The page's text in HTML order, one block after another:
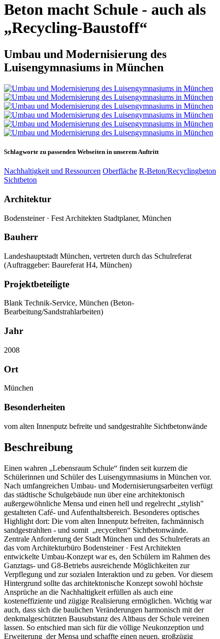
Beton macht Schule - auch als
„Recycling-Baustoff“
Umbau und Modernisierung des
Luisengymnasiums in München
Schlagworte zu passenden Webseiten in unserem Auftritt
Nachhaltigkeit und Ressourcen Oberfläche R-Beton/Recyclingbeton
Sichtbeton
Architektur
Bodensteiner · Fest Architekten Stadtplaner, München
Bauherr
Landeshauptstadt München, vertreten durch das Schulreferat
(Auftraggeber: Baureferat H4, München)
Projektbeteiligte
Blank Technik-Service, München (Beton-
Bearbeitung/Sandstrahlarbeiten)
Jahr
2008
Ort
München
Besonderheiten
vom alten Innenputz befreite und sandgestrahlte Sichtbetonwände
Beschreibung
Einen wahren „Lebensraum Schule“ finden seit kurzem die
Schülerinnen und Schüler des Luisengymnasiums in München vor.
Nach umfangreichen Umbau- und Modernisierungsarbeiten verfügt
das städtische Schulgebäude nun über eine architektonisch
außergewöhnliche Mensa und einen hell und regelrecht „stylish"
gestalteten Café- und Aufenthaltsbereich. Besonderes optisches
Highlight dort: Die vom alten Innenputz befreiten, fachmännisch
sandgestrahlten - und somit „recycelten“ Sichtbetonwände.
Zentrale Anforderung der Stadt München und des Schulreferats an
das vom Architekturbüro Bodensteiner · Fest Architekten
entwickelte Umbau-Konzept war es, den Schülern im Rahmen des
Ganztags- und G8-Betriebs ausreichende Möglichkeiten zur
Verpflegung und zur sozialen Interaktion und zu geben. Vor diesem
Hintergrund sollte das architektonische Konzept sowohl höchste
Ansprüche an die Nachhaltigkeit erfüllen als auch eine
kosteneffiziente und zügige Realisierung ermöglichen. Wichtig war
auch, dass sich die baulichen Veränderungen harmonisch mit der
denkmalgeschützten Bausubstanz des Altbaus der Schule vereinen
lassen. So entschied man sich für die völlige Neukonzeption und
Erweiterung der Mensa und schaffte einen neuen, großzügig